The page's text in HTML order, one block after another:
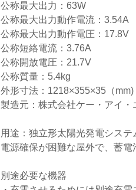
公称最大出力：63W
公称最大出力動作電流：3.54A
公称最大出力動作電圧：17.8V
公称短絡電流：3.76A
公称開放電圧：21.7V
公称質量：5.4kg
外形寸法：1218×355×35（mm)
製造元：株式会社ケー・アイ・
用途：独立形太陽光発電システ
電源確保が困難な屋外で、蓄電
別途必要な機器